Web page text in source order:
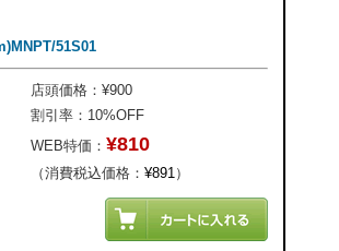
51S01
店頭価格：¥900
割引率：10%OFF
WEB特価： ¥810
（消費税込価格： ¥891）